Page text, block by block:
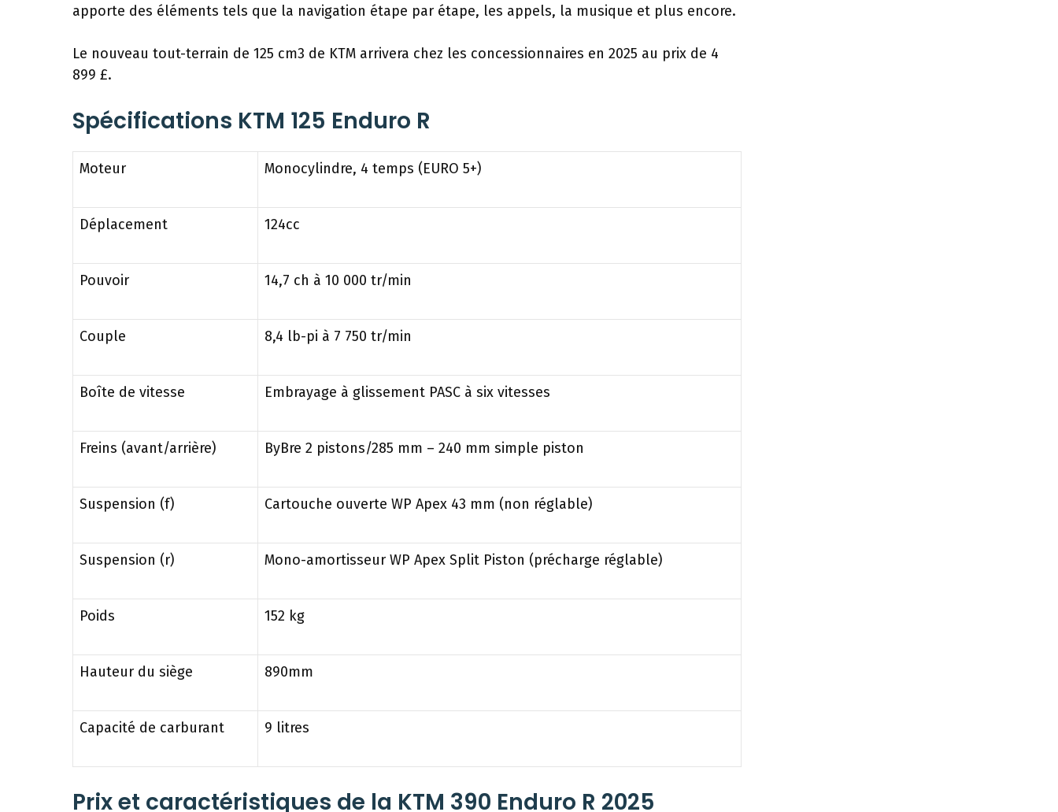
apporte des éléments tels que la navigation étape par étape, les appels, la musique et plus encore.
Le nouveau tout-terrain de 125 cm3 de KTM arrivera chez les concessionnaires en 2025 au prix de 4
899 £.
Spécifications KTM 125 Enduro R
Moteur Monocylindre, 4 temps (EURO 5+)
Déplacement 124cc
Pouvoir 14,7 ch à 10 000 tr/min
Couple 8,4 lb-pi à 7 750 tr/min
Boîte de vitesse Embrayage à glissement PASC à six vitesses
Freins (avant/arrière) ByBre 2 pistons/285 mm – 240 mm simple piston
Suspension (f) Cartouche ouverte WP Apex 43 mm (non réglable)
Suspension (r) Mono-amortisseur WP Apex Split Piston (précharge réglable)
Poids 152 kg
Hauteur du siège 890mm
Capacité de carburant 9 litres
Prix ​​et caractéristiques de la KTM 390 Enduro R 2025